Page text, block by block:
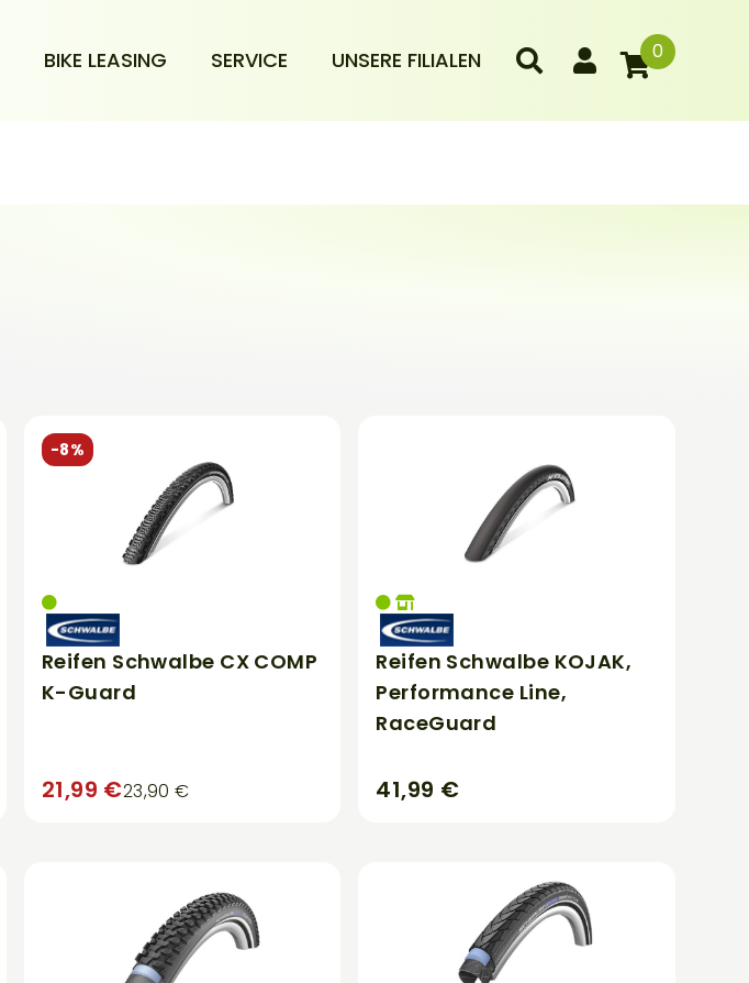
BIKE LEASING SERVICE UNSERE FILIALEN 0
-8%
Reifen Schwalbe CX COMP
K-Guard
21,99 €23,90 €
Reifen Schwalbe KOJAK,
Performance Line,
RaceGuard
41,99 €